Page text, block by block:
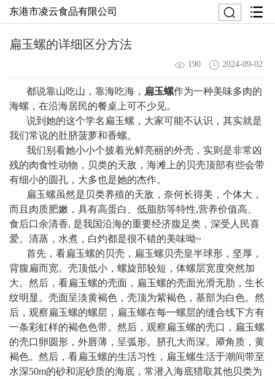
东港市凌云食品有限公司
扁玉螺的详细区分方法
190 2024-09-02
都说靠山吃山，靠海吃海， 扁玉螺作为一种美味多肉的
海螺，在沿海居民的餐桌上可不少见。
说到她的这个学名扁玉螺，大家可能不认识，其实就是
我们常说的肚脐菠萝和香螺。
我们别看她小小个披着光鲜亮丽的外壳，实则是非常凶
残的肉食性动物，贝类的天敌，海滩上的贝壳顶部有些会带
有细小的圆孔，大多也是她的杰作。
扁玉螺虽然是贝类养殖的天敌，奈何长得美，个体大，
而且肉质肥嫩，具有高蛋白、低脂肪等特性,营养价值高、
食后口余清香, 是我国沿海的重要经济腹足类，深受人民喜
爱。清蒸，水煮，白灼都是很不错的美味呦~
首先，看扁玉螺的贝壳，扁玉螺贝壳皇半球形，坚厚，
背腹扁而宽。壳顶低小，螺旋部较短，体螺层宽度突然加
大。然后，看扁玉螺的壳面，扁玉螺的壳面光滑无肋，生长
纹明显。壳面呈淡黄褐色，壳顶为紫褐色，基部为白色。然
后，观察扁玉螺的螺层，扁玉螺在每一螺层的缝合线下方有
一条彩虹样的褐色色带。然后，观察扁玉螺的壳口，扁玉螺
的壳口卵圆形，外唇薄，呈弧形。脐孔大而深。厣角质，黄
褐色。然后，看扁玉螺的生活习性，扁玉螺生活于潮间带至
水深50m的砂和泥砂质的海底，常潜入海底猎取其他贝类为